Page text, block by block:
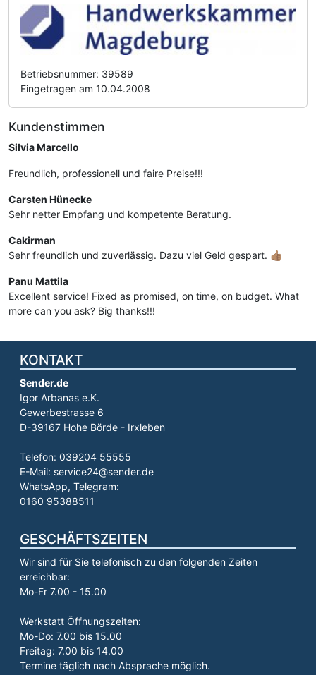
Betriebsnummer: 39589
Eingetragen am 10.04.2008
Kundenstimmen
Silvia Marcello
Freundlich, professionell und faire Preise!!!
Carsten Hünecke
Sehr netter Empfang und kompetente Beratung.
Cakirman
Sehr freundlich und zuverlässig. Dazu viel Geld gespart. 👍🏽
Panu Mattila
Excellent service! Fixed as promised, on time, on budget. What
more can you ask? Big thanks!!!
KONTAKT
Sender.de
Igor Arbanas e.K.
Gewerbestrasse 6
D-39167 Hohe Börde - Irxleben
Telefon: 039204 55555
E-Mail: service24@sender.de
WhatsApp, Telegram:
0160 95388511
GESCHÄFTSZEITEN
Wir sind für Sie telefonisch zu den folgenden Zeiten
erreichbar:
Mo-Fr 7.00 - 15.00
Werkstatt Öffnungszeiten:
Mo-Do: 7.00 bis 15.00
Freitag: 7.00 bis 14.00
Termine täglich nach Absprache möglich.